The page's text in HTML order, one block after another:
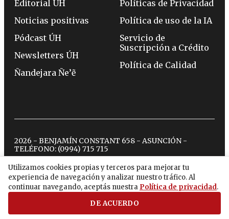
Utilizamos cookies propias y terceros para mejorar tu
experiencia de navegación y analizar nuestro tráfico. Al
continuar navegando, aceptás nuestra Política de privacidad.
DE ACUERDO
Editorial ÚH
Noticias positivas
Pódcast ÚH
Newsletters ÚH
Ñandejara Ñe’ẽ
Políticas de Privacidad
Política de uso de la IA
Servicio de
Suscripción a Crédito
Política de Calidad
2026 - BENJAMÍN CONSTANT 658 - ASUNCIÓN -
TELÉFONO: (0994) 715 715
twitterinstagram
facebook
tiktokyoutubespotify